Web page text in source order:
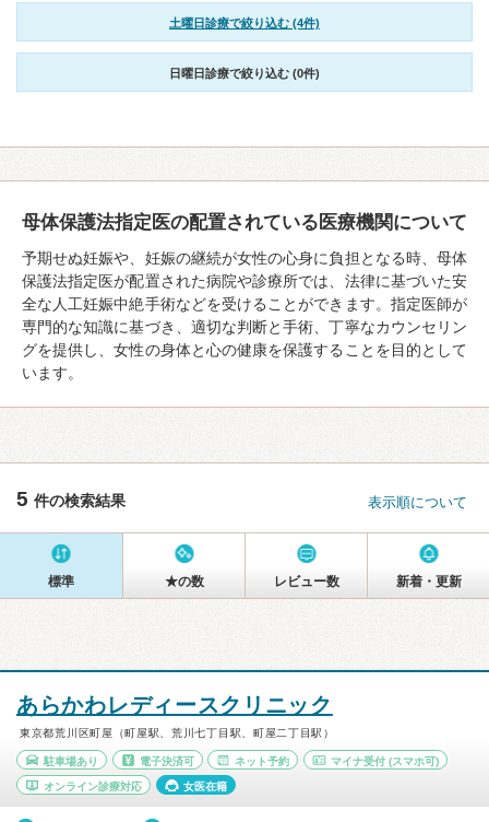
土曜日診療で絞り込む (4件)
日曜日診療で絞り込む (0件)
母体保護法指定医の配置されている医療機関について
予期せぬ妊娠や、妊娠の継続が女性の心身に負担となる時、母体
保護法指定医が配置された病院や診療所では、法律に基づいた安
全な人工妊娠中絶手術などを受けることができます。指定医師が
専門的な知識に基づき、適切な判断と手術、丁寧なカウンセリン
グを提供し、女性の身体と心の健康を保護することを目的として
います。
5 件の検索結果 表示順について
標準 ★の数 レビュー数 新着・更新
あらかわレディースクリニック
東京都荒川区町屋（町屋駅、荒川七丁目駅、町屋二丁目駅）
駐車場あり 電子決済可 ネット予約 マイナ受付 (スマホ可)
オンライン診療対応 女医在籍